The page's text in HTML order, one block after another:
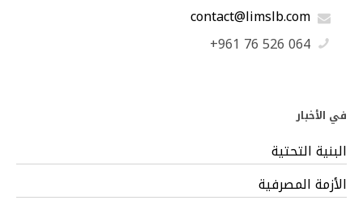
contact@limslb.com
+961 76 526 064
في الأخبار
البنية التحتية
الأزمة المصرفية